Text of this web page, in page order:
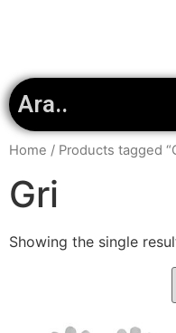
Home / Products tagged
Gri
Showing the single